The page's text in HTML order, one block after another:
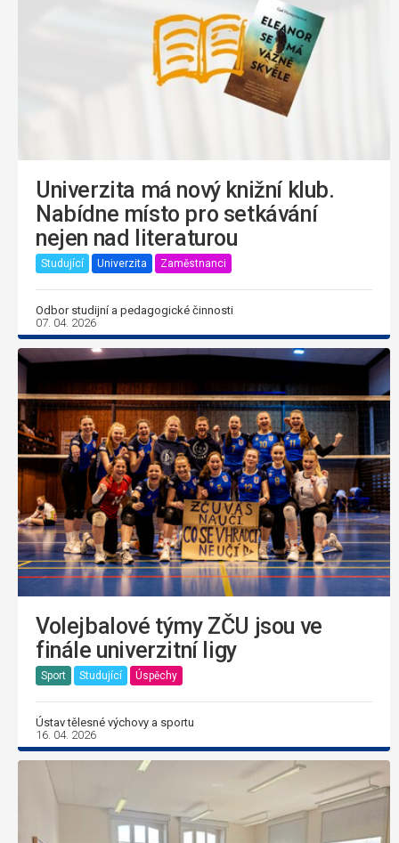
Univerzita má nový knižní klub.
Nabídne místo pro setkávání
nejen nad literaturou
Studující Univerzita Zaměstnanci
Odbor studijní a pedagogické činnosti
07. 04. 2026
Volejbalové týmy ZČU jsou ve
finále univerzitní ligy
Sport Studující Úspěchy
Ústav tělesné výchovy a sportu
16. 04. 2026